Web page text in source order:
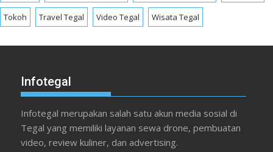
Tokoh Travel Tegal Video Tegal Wisata Tegal
Infotegal
Infotegal merupakan salah satu akun media sosial di
Tegal yang memiliki layanan sewa drone, pembuatan
video, review kuliner, dan advertising.